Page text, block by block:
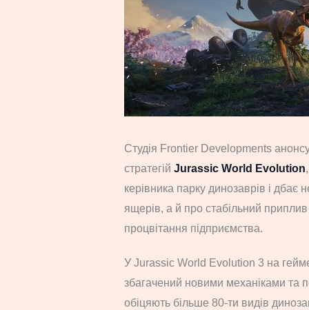
Студія Frontier Developments
стратегій Jurassic World Evolution
керівника парку динозаврів і дбає
ящерів, а й про стабільний приплив
процвітання підприємства.
У Jurassic World Evolution 3 на
збагачений новими механіками та
обіцяють більше 80-ти видів